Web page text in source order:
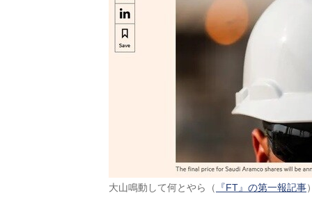
大山鳴動して何とやら（ 『FT』の第一報記事